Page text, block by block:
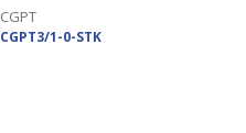
CGPT
CGPT3/1-0-STK